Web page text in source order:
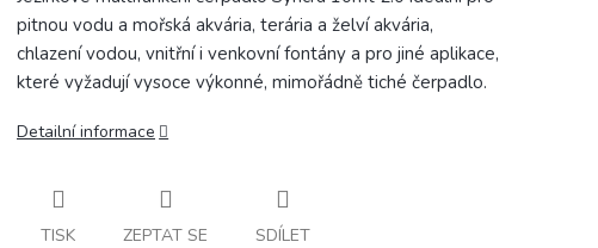
pitnou vodu a mořská akvária, terária a želví akvária,
chlazení vodou, vnitřní i venkovní fontány a pro jiné aplikace,
které vyžadují vysoce výkonné, mimořádně tiché čerpadlo.
Detailní informace
TISK ZEPTAT SE SDÍLET